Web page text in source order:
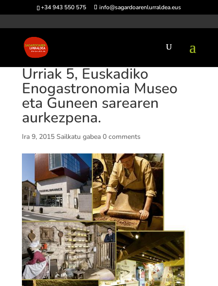
+34 943 550 575 info@sagardoarenlurraldea.eus
Urriak 5, Euskadiko
Enogastronomia Museo
eta Guneen sarearen
aurkezpena.
Ira 9, 2015 Sailkatu gabea 0 comments